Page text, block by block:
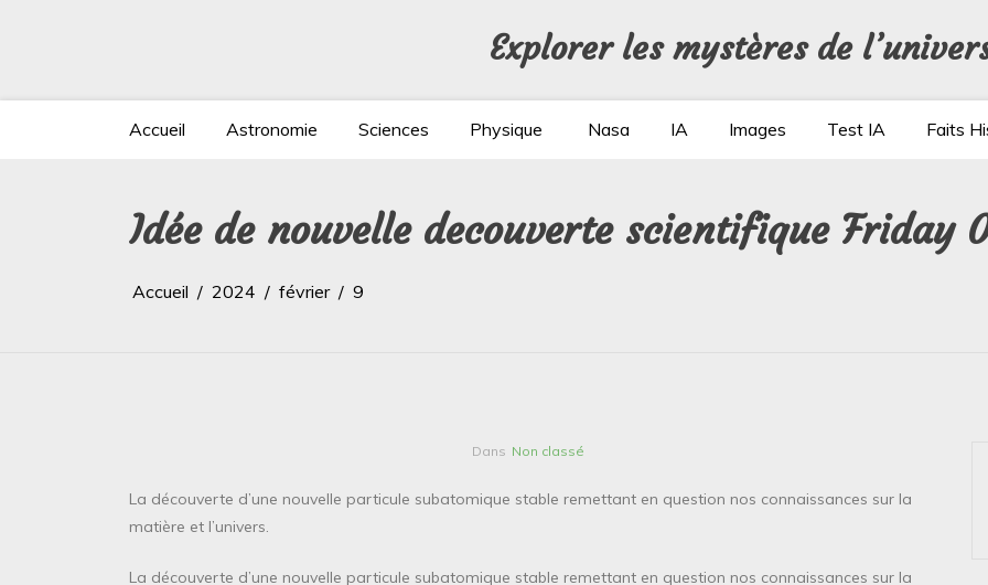
Explorer les mystères de
Accueil Astronomie Sciences Physique Nasa IA Images Test IA Faits
Idée de nouvelle decouverte scientifique Friday
Accueil 2024 février 9
Dans Non classé
La découverte d’une nouvelle particule subatomique stable remettant en question nos connaissances sur la
matière et l’univers.
La découverte d’une nouvelle particule subatomique stable remettant en question nos connaissances sur la